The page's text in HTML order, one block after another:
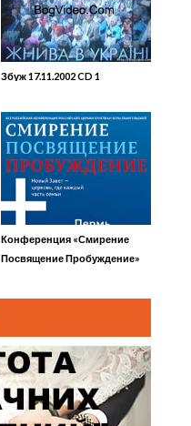
Збуж 17.11.2002 CD 1
Конференция «Смирение
Посвящение Пробуждение»